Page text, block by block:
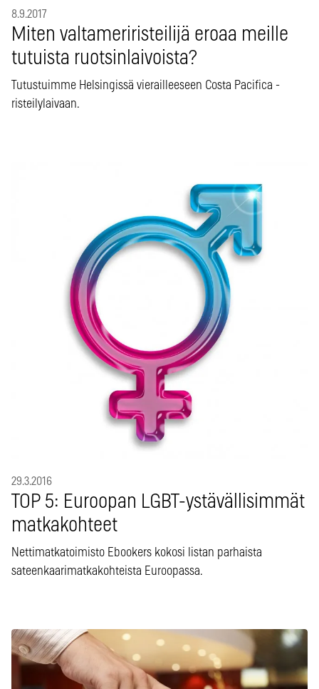
8.9.2017
Miten valtameriristeilijä eroaa meille
tutuista ruotsinlaivoista?
Tutustuimme Helsingissä vierailleeseen Costa Pacifica -
risteilylaivaan.
29.3.2016
TOP 5: Euroopan LGBT-ystävällisimmät
matkakohteet
Nettimatkatoimisto Ebookers kokosi listan parhaista
sateenkaarimatkakohteista Euroopassa.